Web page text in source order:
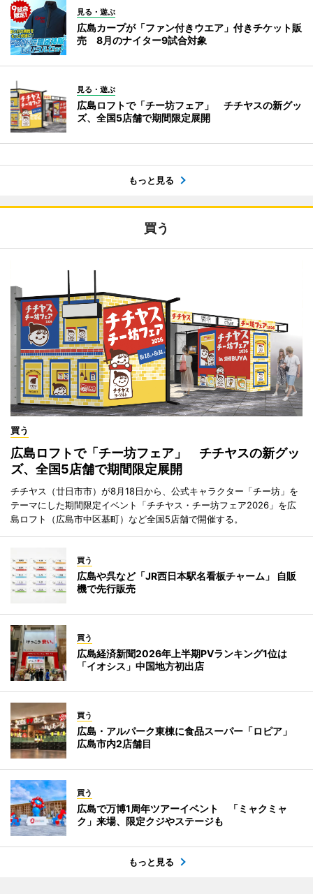
見る・遊ぶ
広島カープが「ファン付きウエア」付きチケット販
売 8月のナイター9試合対象
見る・遊ぶ
広島ロフトで「チー坊フェア」 チチヤスの新グッ
ズ、全国5店舗で期間限定展開
もっと見る
買う
買う
広島ロフトで「チー坊フェア」 チチヤスの新グッ
ズ、全国5店舗で期間限定展開
チチヤス（廿日市市）が8月18日から、公式キャラクター「チー坊」を
テーマにした期間限定イベント「チチヤス・チー坊フェア2026」を広
島ロフト（広島市中区基町）など全国5店舗で開催する。
買う
広島や呉など「JR西日本駅名看板チャーム」 自販
機で先行販売
買う
広島経済新聞2026年上半期PVランキング1位は
「イオシス」中国地方初出店
買う
広島・アルパーク東棟に食品スーパー「ロピア」
広島市内2店舗目
買う
広島で万博1周年ツアーイベント 「ミャクミャ
ク」来場、限定クジやステージも
もっと見る